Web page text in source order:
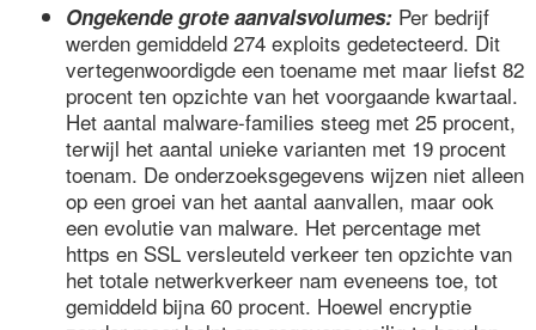
Ongekende grote aanvalsvolumes: Per bedrijf
werden gemiddeld 274 exploits gedetecteerd. Dit
vertegenwoordigde een toename met maar liefst 82
procent ten opzichte van het voorgaande kwartaal.
Het aantal malware-families steeg met 25 procent,
terwijl het aantal unieke varianten met 19 procent
toenam. De onderzoeksgegevens wijzen niet alleen
op een groei van het aantal aanvallen, maar ook
een evolutie van malware. Het percentage met
https en SSL versleuteld verkeer ten opzichte van
het totale netwerkverkeer nam eveneens toe, tot
gemiddeld bijna 60 procent. Hoewel encryptie